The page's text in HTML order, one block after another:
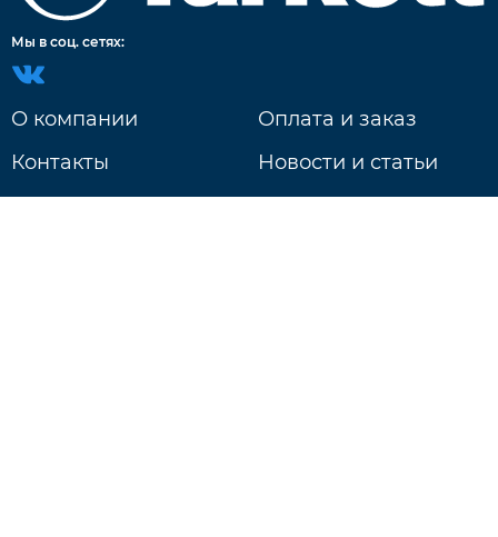
Мы в соц. сетях:
О компании
Контакты
Оплата и заказ
Новости и статьи